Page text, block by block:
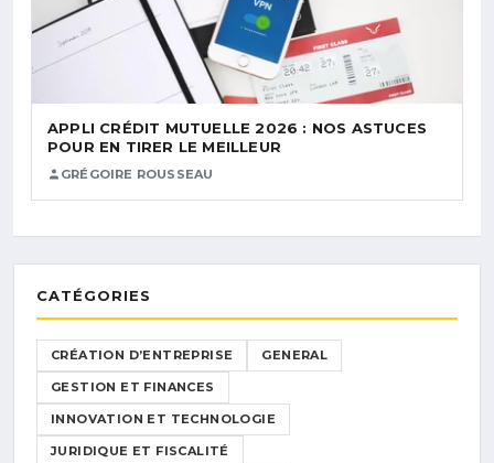
APPLI CRÉDIT MUTUELLE 2026 : NOS ASTUCES
POUR EN TIRER LE MEILLEUR
GRÉGOIRE ROUSSEAU
CATÉGORIES
CRÉATION D’ENTREPRISE GENERAL
GESTION ET FINANCES
INNOVATION ET TECHNOLOGIE
JURIDIQUE ET FISCALITÉ